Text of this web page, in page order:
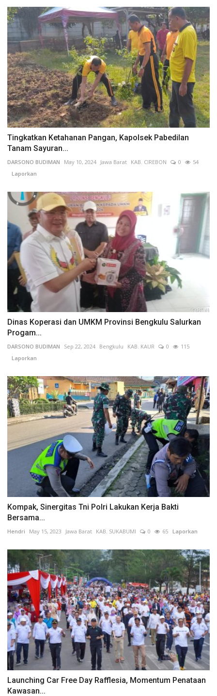
Tingkatkan Ketahanan Pangan, Kapolsek Pabedilan
Tanam Sayuran...
DARSONO BUDIMAN May 10, 2024 Jawa Barat KAB. CIREBON 0
54
Laporkan
Dinas Koperasi dan UMKM Provinsi Bengkulu Salurkan
Progam...
DARSONO BUDIMAN Sep 22, 2024 Bengkulu KAB. KAUR 0
115
Laporkan
Kompak, Sinergitas Tni Polri Lakukan Kerja Bakti
Bersama...
Hendri May 15, 2023 Jawa Barat KAB. SUKABUMI 0 65 Laporkan
Launching Car Free Day Rafflesia, Momentum Penataan
Kawasan...